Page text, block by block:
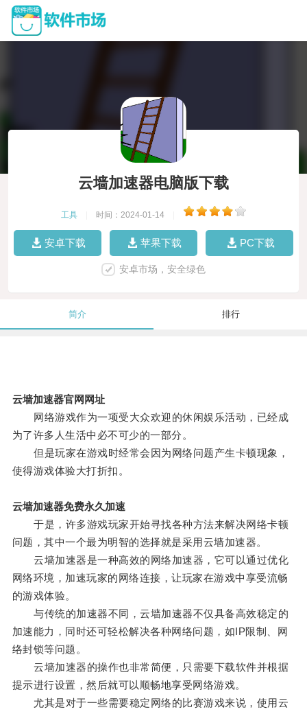
云墙加速器电脑版下载
工具 时间：2024-01-14
安卓下载 苹果下载 PC下载
安卓市场，安全绿色
简介 排行
云墙加速器官网网址
网络游戏作为一项受大众欢迎的休闲娱乐活动，已经成
为了许多人生活中必不可少的一部分。
但是玩家在游戏时经常会因为网络问题产生卡顿现象，
使得游戏体验大打折扣。
云墙加速器免费永久加速
于是，许多游戏玩家开始寻找各种方法来解决网络卡顿
问题，其中一个最为明智的选择就是采用云墙加速器。
云墙加速器是一种高效的网络加速器，它可以通过优化
网络环境，加速玩家的网络连接，让玩家在游戏中享受流畅
的游戏体验。
与传统的加速器不同，云墙加速器不仅具备高效稳定的
加速能力，同时还可轻松解决各种网络问题，如IP限制、网
络封锁等问题。
云墙加速器的操作也非常简便，只需要下载软件并根据
提示进行设置，然后就可以顺畅地享受网络游戏。
尤其是对于一些需要稳定网络的比赛游戏来说，使用云